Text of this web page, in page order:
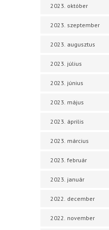
2023. október
2023. szeptember
2023. augusztus
2023. július
2023. június
2023. május
2023. április
2023. március
2023. február
2023. január
2022. december
2022. november